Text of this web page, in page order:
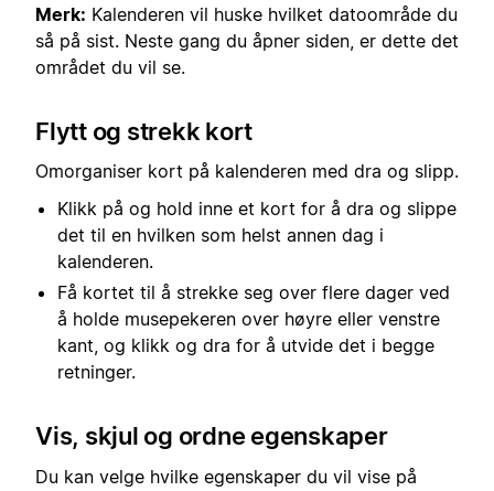
Merk: Kalenderen vil huske hvilket datoområde du
så på sist. Neste gang du åpner siden, er dette det
området du vil se.
Flytt og strekk kort
Omorganiser kort på kalenderen med dra og slipp.
Klikk på og hold inne et kort for å dra og slippe
det til en hvilken som helst annen dag i
kalenderen.
Få kortet til å strekke seg over flere dager ved
å holde musepekeren over høyre eller venstre
kant, og klikk og dra for å utvide det i begge
retninger.
Vis, skjul og ordne egenskaper
Du kan velge hvilke egenskaper du vil vise på